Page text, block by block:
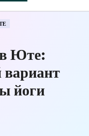
в Юте:
вариант
йоги